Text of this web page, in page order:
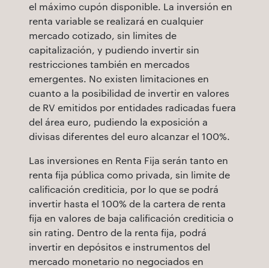
el máximo cupón disponible. La inversión en
renta variable se realizará en cualquier
mercado cotizado, sin limites de
capitalización, y pudiendo invertir sin
restricciones también en mercados
emergentes. No existen limitaciones en
cuanto a la posibilidad de invertir en valores
de RV emitidos por entidades radicadas fuera
del área euro, pudiendo la exposición a
divisas diferentes del euro alcanzar el 100%.
Las inversiones en Renta Fija serán tanto en
renta fija pública como privada, sin limite de
calificación crediticia, por lo que se podrá
invertir hasta el 100% de la cartera de renta
fija en valores de baja calificación crediticia o
sin rating. Dentro de la renta fija, podrá
invertir en depósitos e instrumentos del
mercado monetario no negociados en